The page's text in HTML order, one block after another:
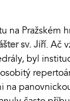
na Pražském
sv. Jiří. Ač
byl
na